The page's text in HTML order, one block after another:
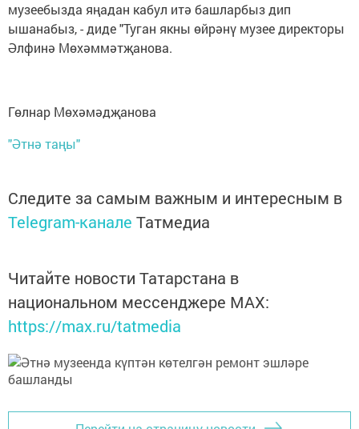
музеебызда яңадан кабул итә башларбыз дип
ышанабыз, - диде "Туган якны өйрәнү музее директоры
Әлфинә Мөхәммәтҗанова.
Гөлнар Мөхәмәдҗанова
"Әтнә таңы"
Следите за самым важным и интересным в
Telegram-канале Татмедиа
Читайте новости Татарстана в
национальном мессенджере MАХ:
https://max.ru/tatmedia